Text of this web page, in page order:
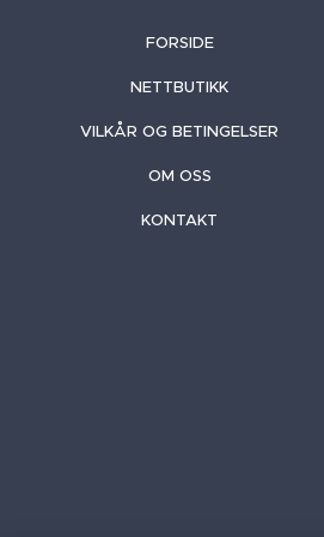
FORSIDE
NETTBUTIKK
VILKÅR OG BETINGELSER
OM OSS
KONTAKT